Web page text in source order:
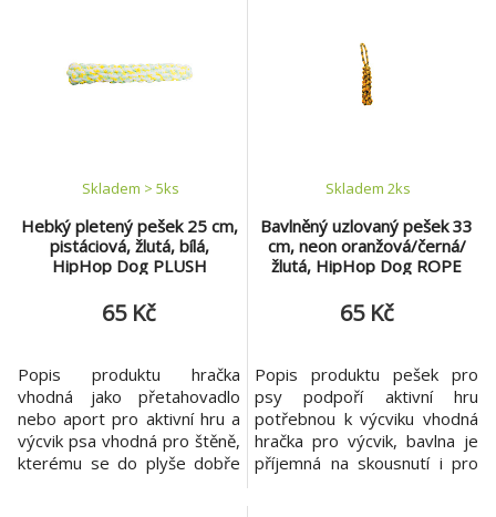
zápachu a nečistotám,
snadno se udržuje výborná
na házení, aport a aktivní hru
průměr 17 cm, hmotnost 60
Hebký pletený pešek 25 cm,
pistáciová, žlutá, bílá,
HipHop Dog PLUSH
Skladem > 5ks
65 Kč
Popis produktu hračka
vhodná jako přetahovadlo
nebo aport pro aktivní hru a
výcvik psa vhodná pro štěně,
kterému se do plyše dobře
Bavlněný uzlovaný pešek 33
cm, neon oranžová/černá/
žlutá, HipHop Dog ROPE
Skladem 2ks
65 Kč
Popis produktu pešek pro
psy podpoří aktivní hru
potřebnou k výcviku vhodná
hračka pro výcvik, bavlna je
příjemná na skousnutí i pro